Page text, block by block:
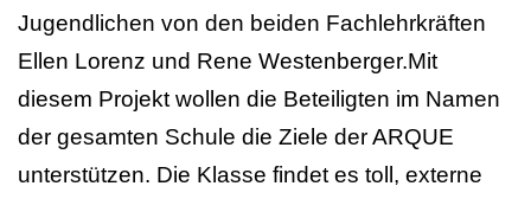
Jugendlichen von den beiden Fachlehrkräften
Ellen Lorenz und Rene Westenberger.Mit
diesem Projekt wollen die Beteiligten im Namen
der gesamten Schule die Ziele der ARQUE
unterstützen. Die Klasse findet es toll, externe